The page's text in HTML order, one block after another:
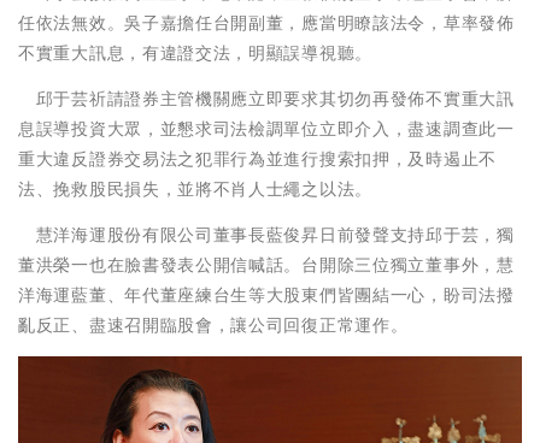
任依法無效。吳子嘉擔任台開副董，應當明瞭該法令，草率發佈
不實重大訊息，有違證交法，明顯誤導視聽。
邱于芸祈請證券主管機關應立即要求其切勿再發佈不實重大訊
息誤導投資大眾，並懇求司法檢調單位立即介入，盡速調查此一
重大違反證券交易法之犯罪行為並進行搜索扣押，及時遏止不
法、挽救股民損失，並將不肖人士繩之以法。
慧洋海運股份有限公司董事長藍俊昇日前發聲支持邱于芸，獨
董洪榮一也在臉書發表公開信喊話。台開除三位獨立董事外，慧
洋海運藍董、年代董座練台生等大股東們皆團結一心，盼司法撥
亂反正、盡速召開臨股會，讓公司回復正常運作。